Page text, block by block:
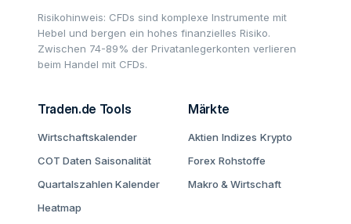
Risikohinweis: CFDs sind komplexe Instrumente mit
Hebel und bergen ein hohes finanzielles Risiko.
Zwischen 74-89% der Privatanlegerkonten verlieren
beim Handel mit CFDs.
Traden.de Tools
Wirtschaftskalender
COT Daten Saisonalität
Quartalszahlen Kalender
Heatmap
Märkte
Aktien Indizes Krypto
Forex Rohstoffe
Makro & Wirtschaft